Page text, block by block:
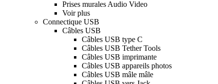
Prises murales Audio Video
Voir plus
Connectique USB
Câbles USB
Câbles USB type C
Câbles USB Tether Tools
Câbles USB imprimante
Câbles USB appareils photos
Câbles USB mâle mâle